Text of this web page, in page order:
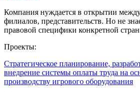
Компания нуждается в открытии
филиалов, представительств. Но не
правовой специфики конкретной
Проекты:
Стратегическое планирование,
внедрение системы оплаты труда на
производству игрового оборудования